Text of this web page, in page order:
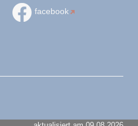
facebook